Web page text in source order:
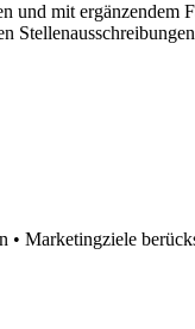
und mit ergänzendem
• Marketingziele